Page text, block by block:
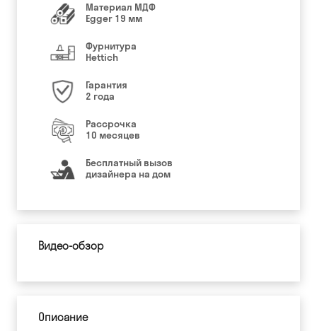
Материал МДФ
Egger 19 мм
Фурнитура
Hettich
Гарантия
2 года
Рассрочка
10 месяцев
Бесплатный вызов
дизайнера на дом
Видео-обзор
Описание